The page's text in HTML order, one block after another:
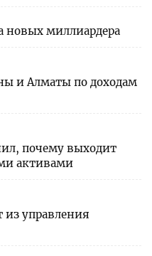
новых миллиардера
и Алматы по доходам
почему выходит
активами
из управления